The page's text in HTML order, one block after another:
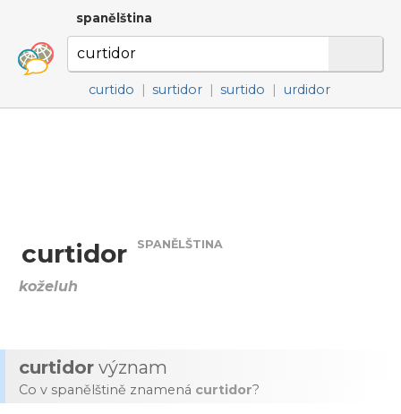
spanělština
curtido | surtidor | surtido | urdidor
curtidor SPANĚLŠTINA
koželuh
curtidor význam
Co v spanělštině znamená curtidor?